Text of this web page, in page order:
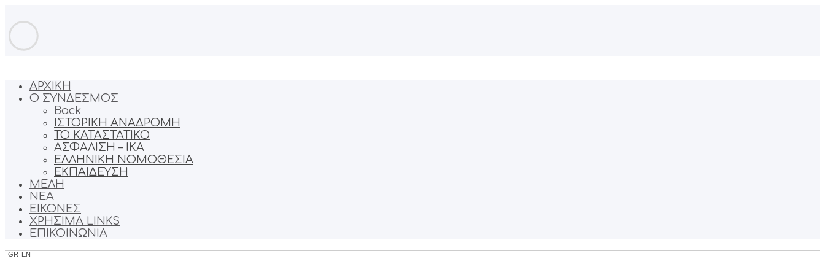
ΑΡΧΙΚΗ
Ο ΣΥΝΔΕΣΜΟΣ
Back
ΙΣΤΟΡΙΚΗ ΑΝΑΔΡΟΜΗ
ΤΟ ΚΑΤΑΣΤΑΤΙΚΟ
ΑΣΦΑΛΙΣΗ – ΙΚΑ
ΕΛΛΗΝΙΚΗ ΝΟΜΟΘΕΣΙΑ
ΕΚΠΑΙΔΕΥΣΗ
ΜΕΛΗ
ΝΕΑ
ΕΙΚΟΝΕΣ
ΧΡΗΣΙΜΑ LINKS
ΕΠΙΚΟΙΝΩΝΙΑ
GR EN